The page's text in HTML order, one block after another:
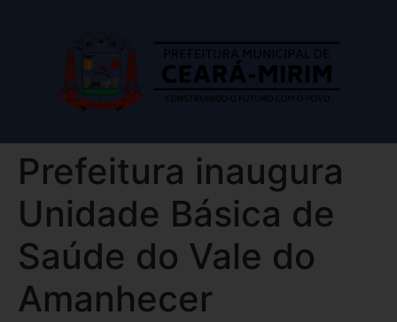
Prefeitura inaugura
Unidade Básica de
Saúde do Vale do
Amanhecer